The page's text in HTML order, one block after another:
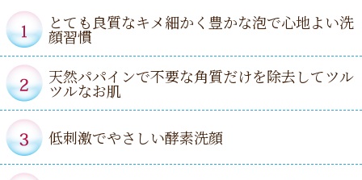
とても良質なキメ細かく豊かな泡で心地よい洗
顔習慣
天然パパインで不要な角質だけを除去してツル
ツルなお肌
低刺激でやさしい酵素洗顔